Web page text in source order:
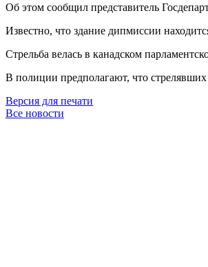
Об этом сообщил представитель
Известно, что здание дипмиссии
Стрельба велась в канадском
В полиции предполагают, что
Версия для печати
Все новости